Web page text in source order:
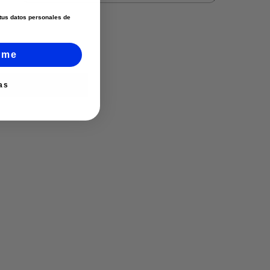
datos personales de